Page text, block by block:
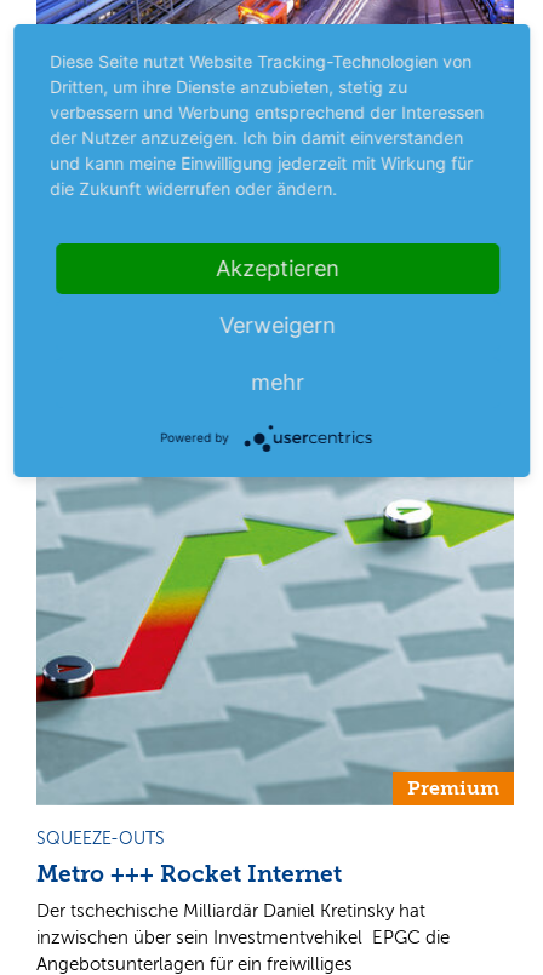
INTERVIEW
Der ES im Gespräche mit Covestro
Interview mit Unternehmenssprecher Lars Boelke
Beschichtungsharzen von der niederländischen DSM ihre
kleinste Sparte CAS. Wieso war gerade dieser Zukauf…
mehr
Premium
SQUEEZE-OUTS
Metro +++ Rocket Internet
Der tschechische Milliardär Daniel Kretinsky hat
inzwischen über sein Investmentvehikel EPGC die
Angebotsunterlagen für ein freiwilliges
Diese Seite nutzt Website Tracking-Technologien von
Dritten, um ihre Dienste anzubieten, stetig zu
verbessern und Werbung entsprechend der Interessen
der Nutzer anzuzeigen. Ich bin damit einverstanden
und kann meine Einwilligung jederzeit mit Wirkung für
die Zukunft widerrufen oder ändern.
Akzeptieren
Verweigern
mehr
Powered by